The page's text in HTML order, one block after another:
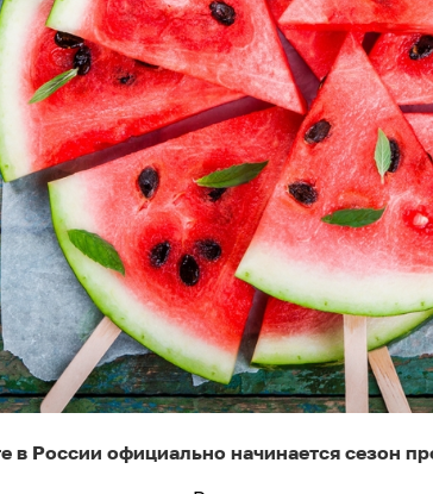
в России официально начинается сезон